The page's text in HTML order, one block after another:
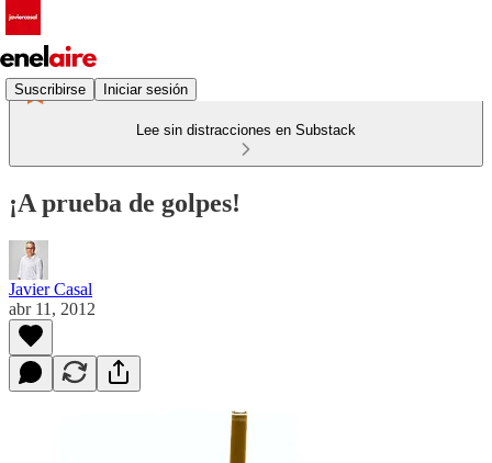
Suscribirse Iniciar sesión
Lee sin distracciones en Substack
¡A prueba de golpes!
Javier Casal
abr 11, 2012